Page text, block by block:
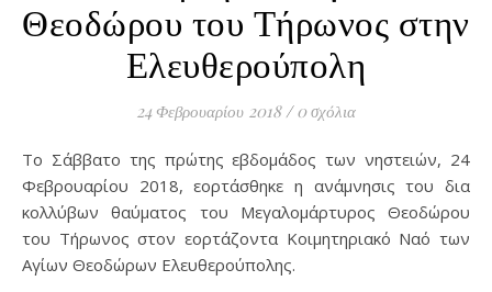
Θεοδώρου του Τήρωνος στην
Ελευθερούπολη
24 Φεβρουαρίου 2018 / 0 σχόλια
Το Σάββατο της πρώτης εβδομάδος των νηστειών, 24
Φεβρουαρίου 2018, εορτάσθηκε η ανάμνησις του δια
κολλύβων θαύματος του Μεγαλομάρτυρος Θεοδώρου
του Τήρωνος στον εορτάζοντα Κοιμητηριακό Ναό των
Αγίων Θεοδώρων Ελευθερούπολης.